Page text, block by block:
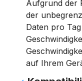
Aufgrund der
der
Daten pro
auf Ihrem